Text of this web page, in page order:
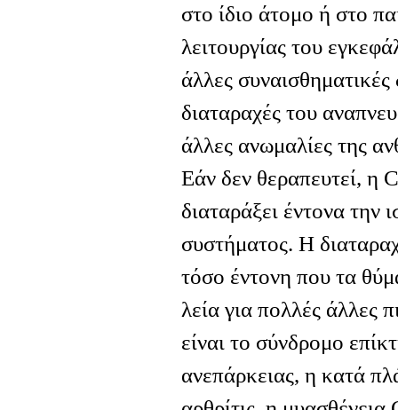
στο ίδιο άτομο ή στο
λειτουργίας του
άλλες
διαταραχές του
άλλες ανωμαλίες της
Εάν δεν θεραπευτεί, η
διαταράξει έντονα την
συστήματος. Η
τόσο έντονη που τα
λεία για πολλές άλλες
είναι το σύνδρομο
ανεπάρκειας, η κατά